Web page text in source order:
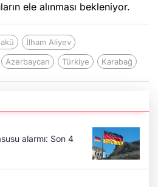
ele alınması bekleniyor.
İlham Aliyev
Azerbaycan Türkiye Karabağ
alarmı: Son 4